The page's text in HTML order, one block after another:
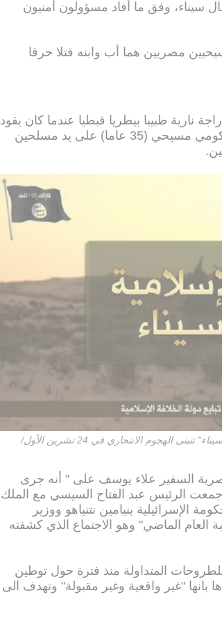
سيناء، وفق ما أفاد مسؤولون أمنيون
مصريين هما أب وابنه قتلا حرقا
نارية طبيبا بيطريا قبطيا عندما كان يقود
سيارته في العريش، حيث قتل أيضا موظف حكومي مسيحي (35 عاما) على يد مسلحين
جماعة "أنصار بيت المقدس" التي غيّرت اسمها الى "ولاية سيناء" تتبنى الهجوم الانتحاري في 24 تشرين الأول/
السفير علاء يوسف على " أنه جرى
الرئيس عبد الفتاح السيسي مع الملك
الإسرائيلية بنيامين نتنياهو ووزير
العام الماضي" وهو الاجتماع الذي كشفته
المتداولة منذ فترة حول توطين
بانها "غير واقعية وغير مقبولة" وتهدف الى